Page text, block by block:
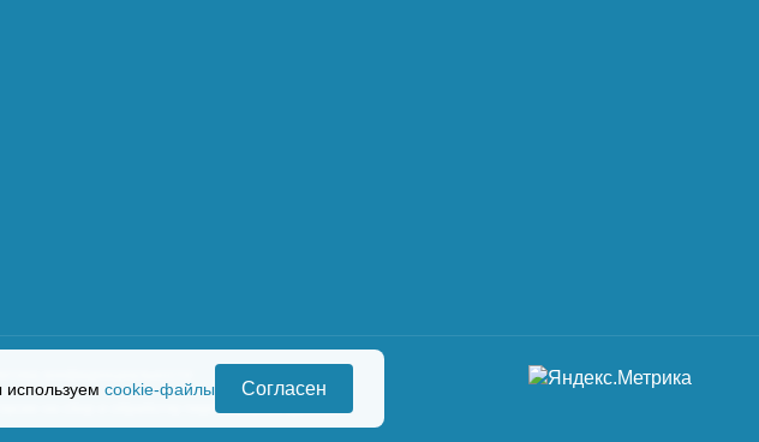
на сбор и обработку персональных данных
cookie-файлы Согласен